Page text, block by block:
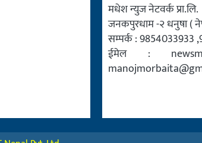
मधेश न्युज नेटवर्क प्रा.लि.
जनकपुरधाम -२ धनुषा (
सम्पर्क : 9854033933
ईमेल :